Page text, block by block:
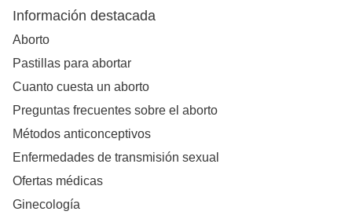
Información destacada
Aborto
Pastillas para abortar
Cuanto cuesta un aborto
Preguntas frecuentes sobre el aborto
Métodos anticonceptivos
Enfermedades de transmisión sexual
Ofertas médicas
Ginecología